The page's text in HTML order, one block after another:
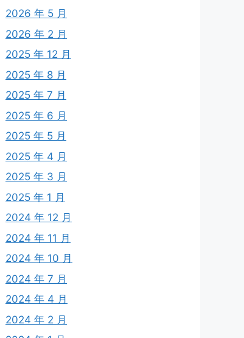
2026 年 5 月
2026 年 2 月
2025 年 12 月
2025 年 8 月
2025 年 7 月
2025 年 6 月
2025 年 5 月
2025 年 4 月
2025 年 3 月
2025 年 1 月
2024 年 12 月
2024 年 11 月
2024 年 10 月
2024 年 7 月
2024 年 4 月
2024 年 2 月